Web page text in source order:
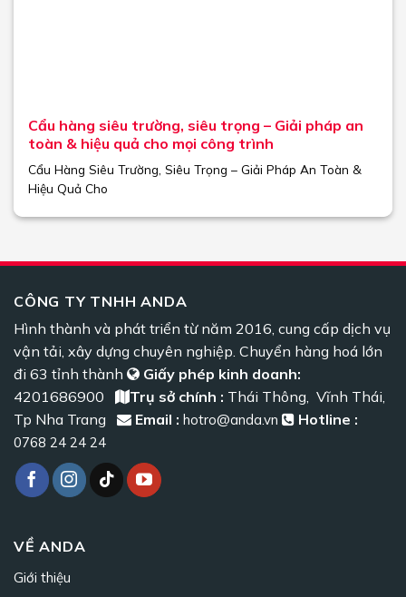
Cẩu hàng siêu trường, siêu trọng – Giải pháp an
toàn & hiệu quả cho mọi công trình
Cẩu Hàng Siêu Trường, Siêu Trọng – Giải Pháp An Toàn &
Hiệu Quả Cho
CÔNG TY TNHH ANDA
Hình thành và phát triển từ năm 2016, cung cấp dịch vụ
vận tải, xây dựng chuyên nghiệp. Chuyển hàng hoá lớn
đi 63 tỉnh thành
Giấy phép kinh doanh:
4201686900
Trụ sở chính : Thái Thông, Vĩnh Thái,
Tp Nha Trang
Email : hotro@anda.vn Hotline :
0768 24 24 24
VỀ ANDA
Giới thiệu